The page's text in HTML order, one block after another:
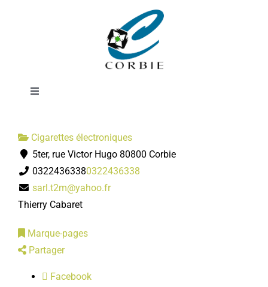
Toggle
DÉMARCHES ADMINISTRATIVES
SERVICES MUNICIPAUX
PRATIQUE
LOISIRS
J WELL Cigarette
électronique
Cigarettes électroniques
5ter, rue Victor Hugo 80800 Corbie
03224363380322436338
sarl.t2m@yahoo.fr
Thierry Cabaret
Marque-pages
Partager
Facebook